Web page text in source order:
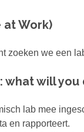
at Work)
zoeken we een
what will you
lab mee
en rapporteert.